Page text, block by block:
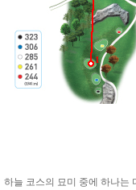
1
하늘 코스의 묘미 중에 하나는